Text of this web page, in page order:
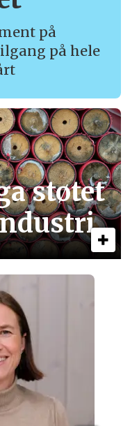
på
på hele
støtet